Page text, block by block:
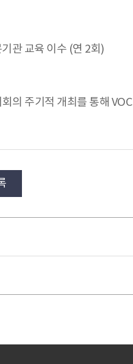
관 교육 이수 (연 2회)
의 주기적 개최를 통해